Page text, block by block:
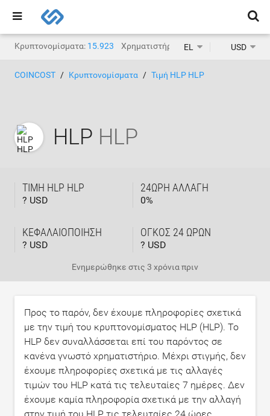
Κρυπτονομίσματα: 15.923 Χρηματιστήρια κρυπτονομισμάτων:
EL USD
COINCOST Κρυπτονομίσματα Τιμή HLP HLP
HLP HLP
ΤΙΜΉ HLP HLP
? USD
24ΩΡΗ ΑΛΛΑΓΉ
0%
ΚΕΦΑΛΑΙΟΠΟΊΗΣΗ
? USD
ΌΓΚΟΣ 24 ΩΡΏΝ
? USD
Ενημερώθηκε στις 3 χρόνια πριν
Προς το παρόν, δεν έχουμε πληροφορίες σχετικά
με την τιμή του κρυπτονομίσματος HLP (HLP). Το
HLP δεν συναλλάσσεται επί του παρόντος σε
κανένα γνωστό χρηματιστήριο. Μέχρι στιγμής, δεν
έχουμε πληροφορίες σχετικά με τις αλλαγές
τιμών του HLP κατά τις τελευταίες 7 ημέρες. Δεν
έχουμε καμία πληροφορία σχετικά με την αλλαγή